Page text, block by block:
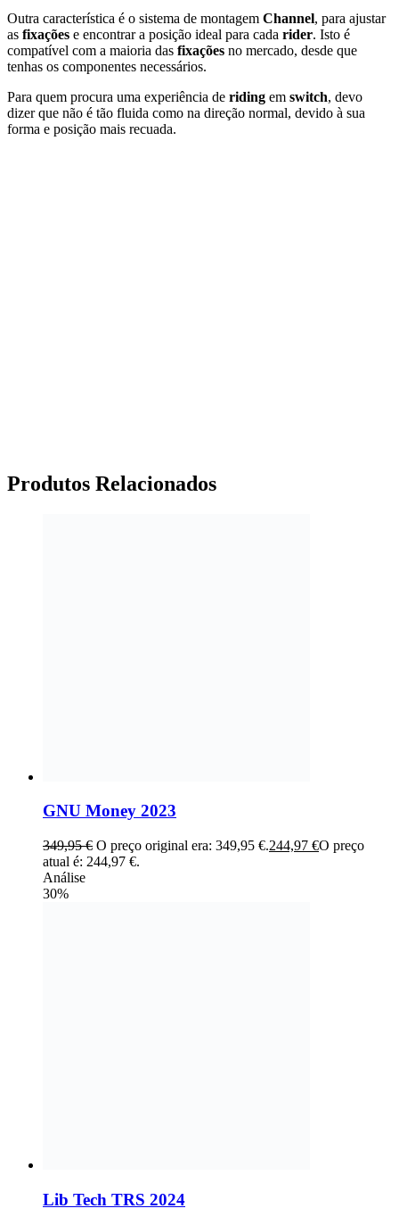
Outra característica é o sistema de montagem Channel, para ajustar
as fixações e encontrara posição ideal para cada rider. Isto é
compatível com a maioria das fixações no mercado, desde que
tenhas os componentes necessários.
Para quem procura uma experiência de riding em switch, devo
dizerque não é tão fluida como na direção normal, devido à sua
forma e posição mais recuada.
Produtos Relacionados
GNU Money 2023
349,95€ O preço original era: 349,95 €.244,97 €O preço
atual é: 244,97 €.
Análise
30%
Lib Tech TRS 2024